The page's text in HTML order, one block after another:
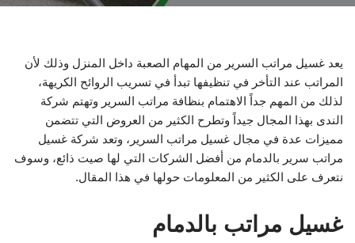
يعد غسيل مراتب السرير من المهام الصعبة داخل المنزل وذلك لأن
المراتب عند التأخر في تنظيفها تبدأ في تسريب الروائح الكريهة،
لذلك من المهم جداً الاهتمام بنظافة مراتب السرير وتهتم شركة
الندى بهذا المجال جيداً وتطرح الكثير من العروض التي تتضمن
مميزات عدة في مجال غسيل مراتب السرير، وتعد شركة غسيل
مراتب سرير بالدمام من أفضل الشركات التي لها صيت ذائع، وسوف
نتعرف على الكثير من المعلومات حولها في هذا المقال.
غسيل مراتب بالدمام